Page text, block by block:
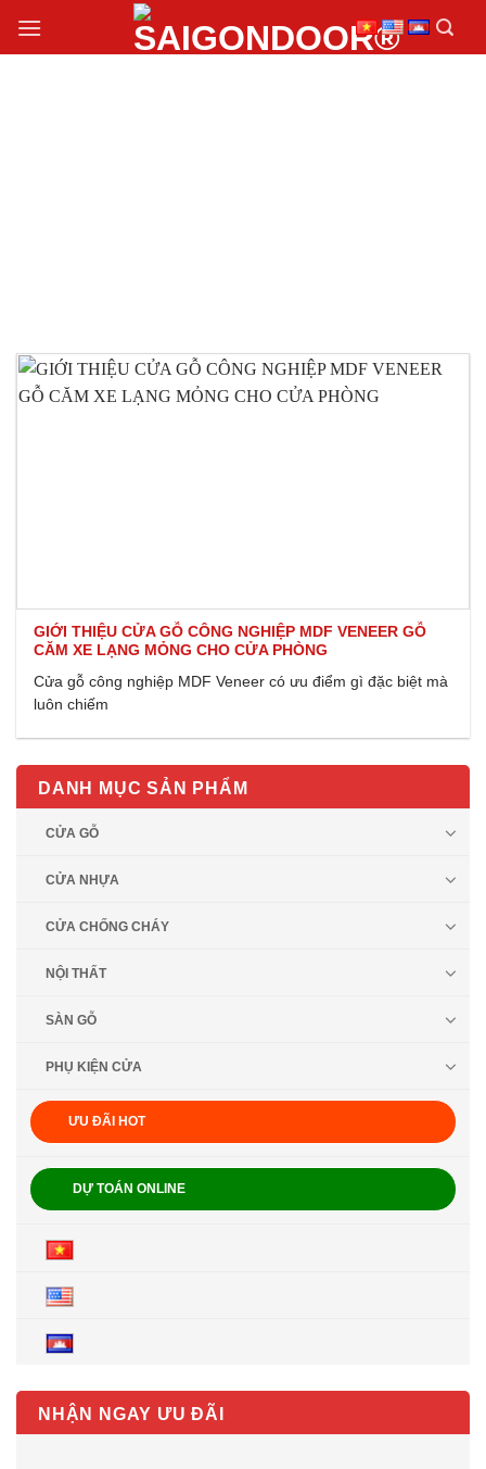
đến
GIỚI THIỆU CỬA GỖ CÔNG NGHIỆP MDF VENEER GỖ
CĂM XE LẠNG MỎNG CHO CỬA PHÒNG
Cửa gỗ công nghiệp MDF Veneer có ưu điểm gì đặc biệt mà
luôn chiếm
DANH MỤC SẢN PHẨM
CỬA GỖ
CỬA NHỰA
CỬA CHỐNG CHÁY
NỘI THẤT
SÀN GỖ
PHỤ KIỆN CỬA
ƯU ĐÃI HOT
DỰ TOÁN ONLINE
NHẬN NGAY ƯU ĐÃI